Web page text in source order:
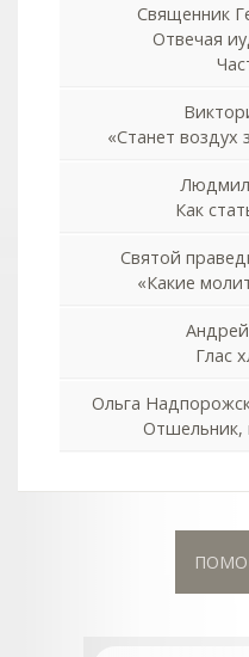
Священник
Отвечая
«Станет воздух
Как
Святой
«Какие
Глас
Ольга
Отшельник,